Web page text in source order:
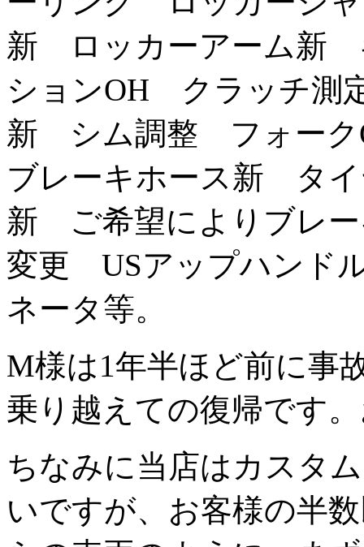
新 ロッカーアーム新
ションOH クラッチ測
新 シム調整 フォー
ブレーキホース新 タ
新 ご希望によりブレ
変更 USアップハンド
ネータ等。
M様は1年半ほど前に事
乗り越えての復帰です
ちなみに当店はカスタ
いですが、お客様の半